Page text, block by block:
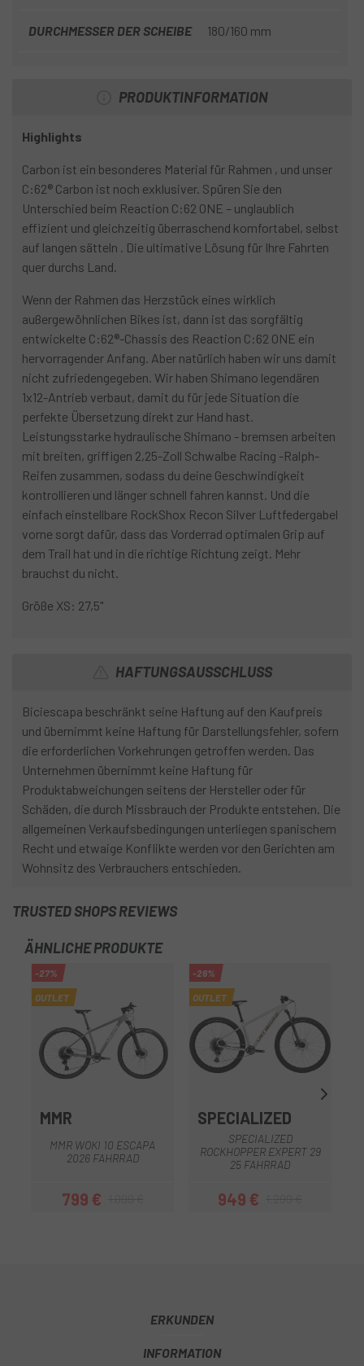
DURCHMESSER DER SCHEIBE 180/160 mm
PRODUKTINFORMATION
Highlights
Carbon ist ein besonderes Material für Rahmen , und unser
C:62® Carbon ist noch exklusiver. Spüren Sie den
Unterschied beim Reaction C:62 ONE – unglaublich
effizient und gleichzeitig überraschend komfortabel, selbst
auf langen sätteln . Die ultimative Lösung für Ihre Fahrten
quer durchs Land.
Wenn der Rahmen das Herzstück eines wirklich
außergewöhnlichen Bikes ist, dann ist das sorgfältig
entwickelte C:62®-Chassis des Reaction C:62 ONE ein
hervorragender Anfang. Aber natürlich haben wir uns damit
nicht zufriedengegeben. Wir haben Shimano legendären
1x12-Antrieb verbaut, damit du für jede Situation die
perfekte Übersetzung direkt zur Hand hast.
Leistungsstarke hydraulische Shimano - bremsen arbeiten
mit breiten, griffigen 2,25-Zoll Schwalbe Racing -Ralph-
Reifen zusammen, sodass du deine Geschwindigkeit
kontrollieren und länger schnell fahren kannst. Und die
einfach einstellbare RockShox Recon Silver Luftfedergabel
vorne sorgt dafür, dass das Vorderrad optimalen Grip auf
dem Trail hat und in die richtige Richtung zeigt. Mehr
brauchst du nicht.
Größe XS: 27,5"
HAFTUNGSAUSSCHLUSS
Biciescapa beschränkt seine Haftung auf den Kaufpreis
und übernimmt keine Haftung für Darstellungsfehler, sofern
die erforderlichen Vorkehrungen getroffen werden. Das
Unternehmen übernimmt keine Haftung für
Produktabweichungen seitens der Hersteller oder für
Schäden, die durch Missbrauch der Produkte entstehen. Die
allgemeinen Verkaufsbedingungen unterliegen spanischem
Recht und etwaige Konflikte werden vor den Gerichten am
Wohnsitz des Verbrauchers entschieden.
TRUSTED SHOPS REVIEWS
ÄHNLICHE PRODUKTE
-27%
OUTLET
MMR
MMR WOKI 10 ESCAPA
2026 FAHRRAD
799 €
-26%
OUTLET
SPECIALIZED
SPECIALIZED
ROCKHOPPER EXPERT 29
25 FAHRRAD
949 €
ERKUNDEN
INFORMATION